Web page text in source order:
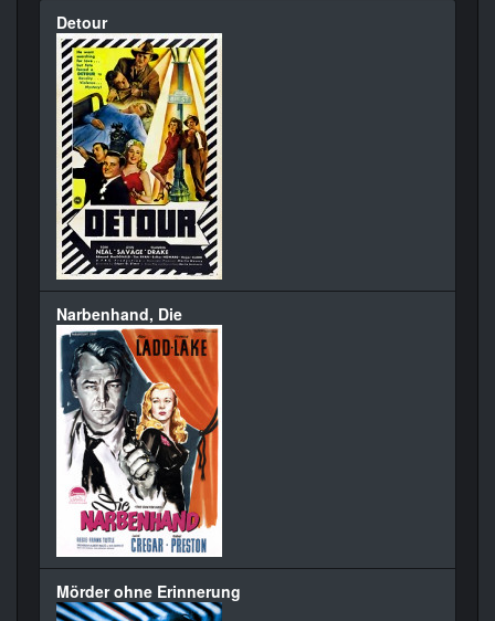
Detour
Narbenhand, Die
Mörder ohne Erinnerung